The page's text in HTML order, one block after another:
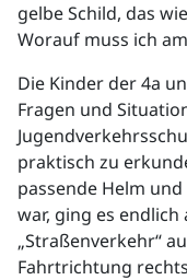
gelbe Schild, das
Worauf muss ich
Die Kinder der 4a
Fragen und
praktisch zu
passende Helm
war, ging es
„Straßenverkehr“
Fahrtrichtung